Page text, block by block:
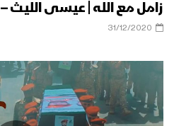
زامل مع الله | عيسى الليث – 1442هـ
31/12/2020